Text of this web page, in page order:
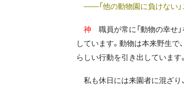
――「他の動物園に負けない」
神 職員が常に「動物の幸せ
しています。動物は本来野生で
らしい行動を引き出しています。
私も休日には来園者に混ざり